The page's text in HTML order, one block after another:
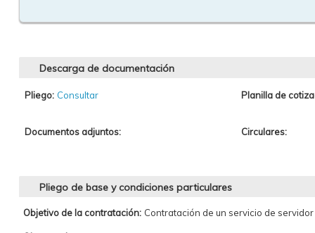
Descarga de documentación
Pliego: Consultar Planilla de
Documentos adjuntos: Circulares:
Pliego de base y condiciones particulares
Objetivo de la contratación: Contratación de un servicio de